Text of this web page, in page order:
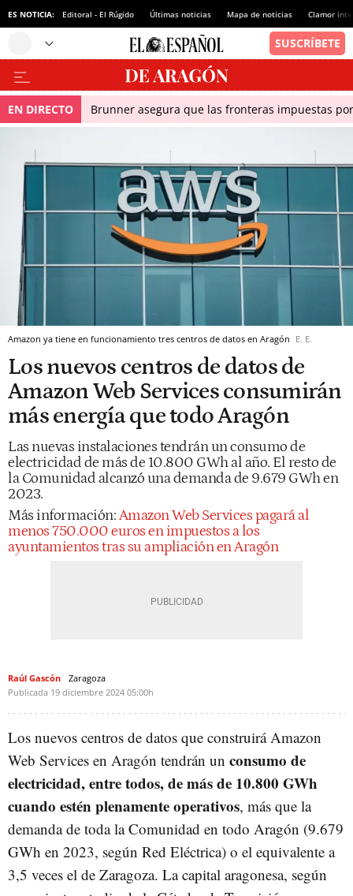
ES NOTICIA: Editoral - El Rúgido Últimas noticias Mapa de noticias Clamor
EN DIRECTO Brunner asegura que las fronteras impuestas
Amazon ya tiene en funcionamiento tres centros de datos en Aragón E. E.
Los nuevos centros de datos de
Amazon Web Services consumirán
más energía que todo Aragón
Las nuevas instalaciones tendrán un consumo de
electricidad de más de 10.800 GWh al año. El resto de
la Comunidad alcanzó una demanda de 9.679 GWh en
2023.
Más información:Amazon Web Services pagará al
menos 750.000 euros en impuestos a los
ayuntamientos tras su ampliación en Aragón
Raúl Gascón
Zaragoza
Publicada 19 diciembre 2024 05:00h
Los nuevos centros de datos que construirá Amazon
Web Services en Aragón tendrán un consumo de
electricidad, entre todos, de más de 10.800 GWh
cuando estén plenamente operativos, más que la
demanda de toda la Comunidad en todo Aragón (9.679
GWh en 2023, según Red Eléctrica) o el equivalente a
3,5 veces el de Zaragoza. La capital aragonesa, según